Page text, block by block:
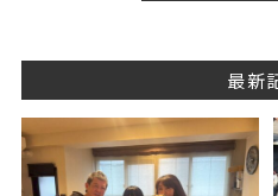
最新